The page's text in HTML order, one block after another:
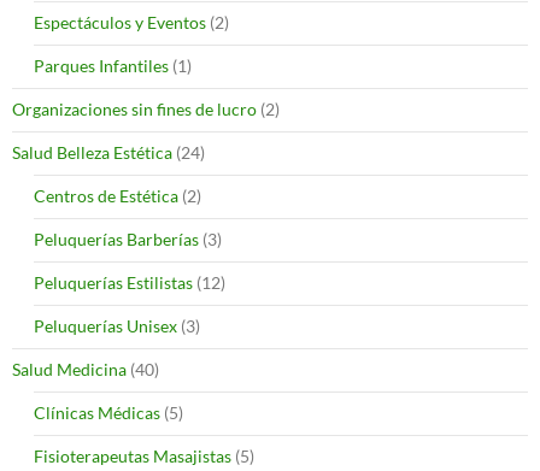
Espectáculos y Eventos (2)
Parques Infantiles (1)
Organizaciones sin fines de lucro (2)
Salud Belleza Estética (24)
Centros de Estética (2)
Peluquerías Barberías (3)
Peluquerías Estilistas (12)
Peluquerías Unisex (3)
Salud Medicina (40)
Clínicas Médicas (5)
Fisioterapeutas Masajistas (5)